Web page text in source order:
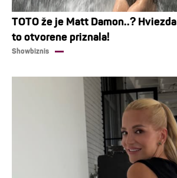
TOTO že je Matt Damon..?
to otvorene priznala!
Showbiznis